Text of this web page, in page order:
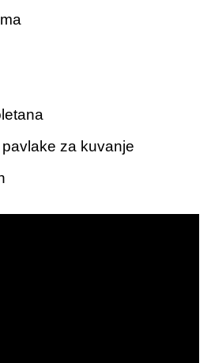
za kuvanje